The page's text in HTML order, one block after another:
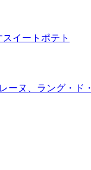
イートポテト
ヌ、ラング・